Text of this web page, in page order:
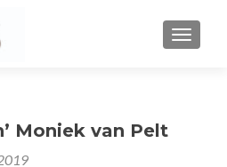
Moniek van Pelt